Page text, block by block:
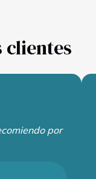
clientes
por